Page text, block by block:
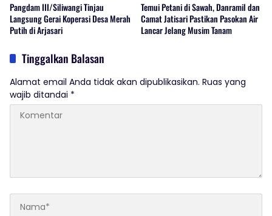
Pangdam III/Siliwangi Tinjau
Langsung Gerai Koperasi Desa Merah
Putih di Arjasari
Temui Petani di Sawah, Danramil dan
Camat Jatisari Pastikan Pasokan Air
Lancar Jelang Musim Tanam
Tinggalkan Balasan
Alamat email Anda tidak akan dipublikasikan. Ruas yang
wajib ditandai *